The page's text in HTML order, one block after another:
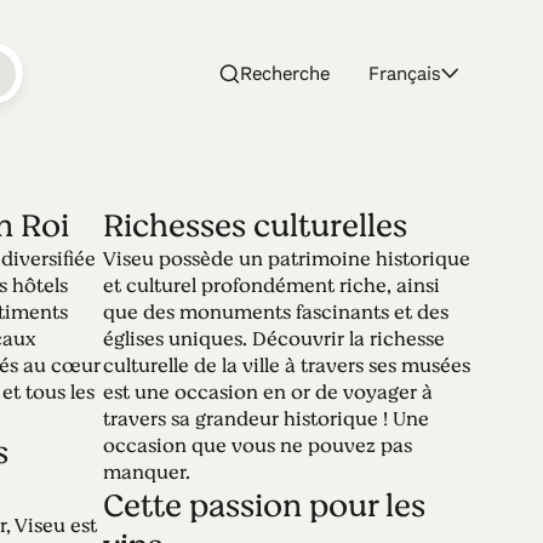
Recherche Français
meilleure ville où vivre au Portugal.
principales attractions de Viseu, une
Roi
hôtels
au cœur
tous les
Viseu est
Richesses culturelles
Viseu possède un patrimoine historique
et culturel profondément riche, ainsi
que des monuments fascinants et des
églises uniques. Découvrir la richesse
culturelle de la ville à travers ses musées
est une occasion en or de voyager à
travers sa grandeur historique ! Une
occasion que vous ne pouvez pas
manquer.
Cette passion pour les